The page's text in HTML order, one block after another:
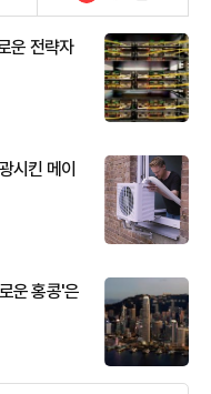
운 전략자
시킨 메이
운 홍콩'은